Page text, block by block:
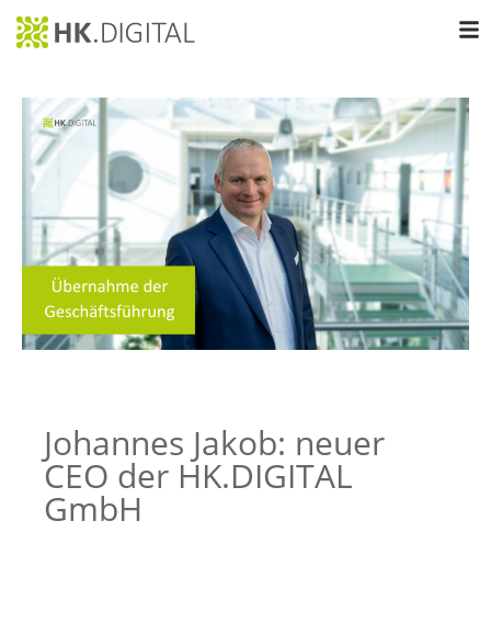
Johannes Jakob: neuer
CEO der HK.DIGITAL
GmbH